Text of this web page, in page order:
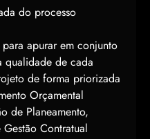
do processo
apurar em conjunto
de cada
de forma priorizada
Orçamental
de Planeamento,
Contratual